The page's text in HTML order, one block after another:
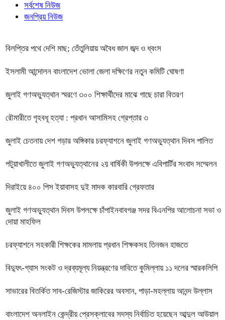
সর্বশেষ নিউজ
জনপ্রিয় নিউজ
বিলপ্তির পথে দেশি মাছ; তেঁতুলিয়ায় অবৈধ জাল জব্দ ও ধ্বংস
ইসলামী আন্দোলন বাংলাদেশ ভোলা জেলা দক্ষিণের নতুন কমিটি ঘোষণা
জুলাই গণঅভ্যুত্থান স্মরণে ৩০০ শিক্ষার্থীদের মাঝে গাছে চারা বিতরণ
রৌমারীতে গৃহবধূ হত্যা : প্রধান আসামিসহ গ্রেপ্তার ৩
জুলাই চেতনায় দেশ গড়ার অঙ্গিকার চরফ্যাশনে জুলাই গণঅভ্যুত্থান দিবস পালিত
পটুয়াখালীতে জুলাই গণঅভ্যুত্থানের ২য় বার্ষিকী উপলক্ষে এবিপার্টির সংবাদ সম্মেলন
দিরাইয়ে ৪০০ পিস ইয়াবাসহ দুই মাদক কারবারি গ্রেফতার
জুলাই গণঅভ্যুত্থান দিবস উপলক্ষে চাঁপাইনবাবগঞ্জ সদর বিএনপির আলোচনা সভা ও
দোয়া মাহফিল
চরফ্যাশনে সহকারী শিক্ষকের মামলায় প্রধান শিক্ষকসহ তিনজন হাজতে
বিদ্যুৎ-গ্যাস সংকট ও দ্রব্যমূল্য নিয়ন্ত্রণের দাবিতে কুমিল্লায় ১১ দলের স্মারকলিপি
সাভারের বিতর্কিত সাব-রেজিস্টার জাকিরের অবসান, পাড়া-মহল্লায় আনন্দ উল্লাস
বাংলাদেশ অনলাইন কেন্দ্রীয় প্রেসক্লাবের সদস্য নির্বাচিত হয়েছেন আব্দুল আউয়াল